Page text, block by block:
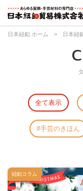
日本紐釦 ホーム > 日本紐
全て表示
手芸のきほん
紐釦コラム